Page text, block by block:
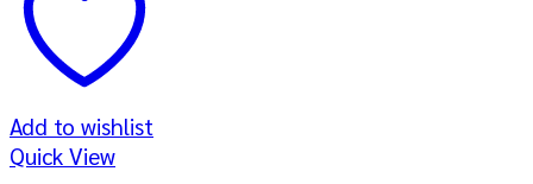
Add to wishlist
Quick View